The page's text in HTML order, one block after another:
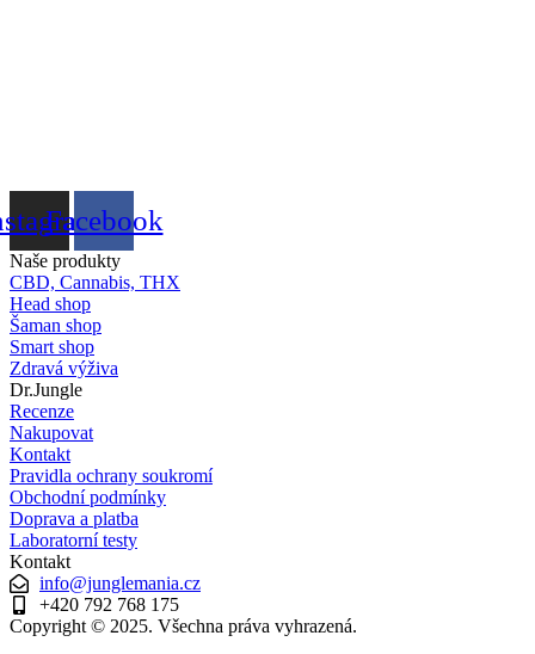
Facebook
Naše produkty
CBD, Cannabis, THX
Head shop
Šaman shop
Smart shop
Zdravá výživa
Dr.Jungle
Recenze
Nakupovat
Kontakt
Pravidla ochrany soukromí
Obchodní podmínky
Doprava a platba
Laboratorní testy
Kontakt
info@junglemania.cz
+420 792 768 175
Copyright © 2025. Všechna práva vyhrazená.